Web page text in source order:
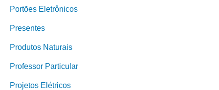
Portões Eletrônicos
Presentes
Produtos Naturais
Professor Particular
Projetos Elétricos